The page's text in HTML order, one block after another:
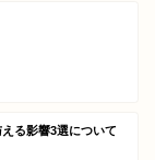
る影響3選について